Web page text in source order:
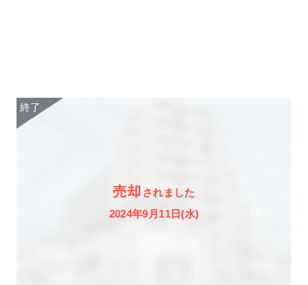
売却 されました
2024年9月11日(水)